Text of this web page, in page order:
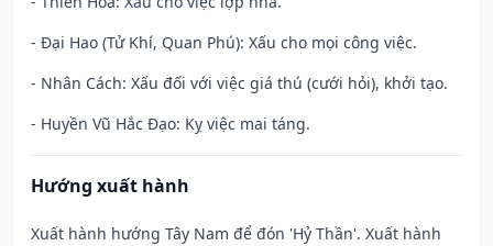
- Đại Hao (Tử Khí, Quan Phú): Xấu cho mọi công việc.
- Nhân Cách: Xấu đối với việc giá thú (cưới hỏi), khởi tạo.
- Huyền Vũ Hắc Đạo: Kỵ việc mai táng.
Hướng xuất hành
Xuất hành hướng Tây Nam để đón 'Hỷ Thần'. Xuất hành